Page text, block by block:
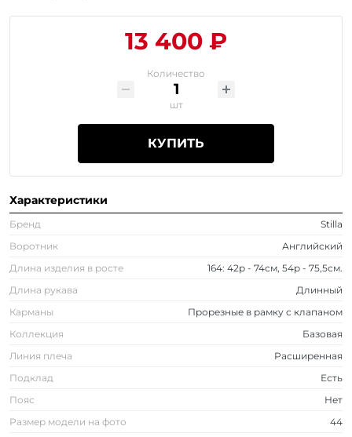
13 400 ₽
Количество
шт
КУПИТЬ
Характеристики
Бренд
Stilla
Воротник
Английский
Длина изделия в росте
164: 42р - 74см, 54р - 75,5см.
Длина рукава
Длинный
Карманы
Прорезные в рамку с клапаном
Коллекция
Базовая
Линия плеча
Расширенная
Подклад
Есть
Пояс
Нет
Размер модели на фото
44